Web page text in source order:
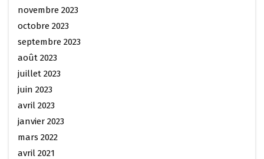
novembre 2023
octobre 2023
septembre 2023
août 2023
juillet 2023
juin 2023
avril 2023
janvier 2023
mars 2022
avril 2021